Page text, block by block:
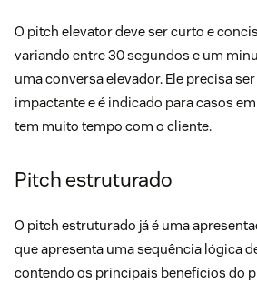
O pitch elevator deve ser curto e
variando entre 30 segundos e um
uma conversa elevador. Ele precisa
impactante e é indicado para casos
tem muito tempo com o cliente.
Pitch estruturado
O pitch estruturado já é uma
que apresenta uma sequência lógica
contendo os principais benefícios do